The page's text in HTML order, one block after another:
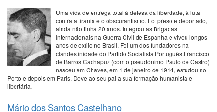
Uma vida de entrega total à defesa da liberdade, à luta
contra a tirania e o obscurantismo. Foi preso e deportado,
ainda não tinha 20 anos. Integrou as Brigadas
Internacionais na Guerra Civil de Espanha e viveu longos
anos de exílio no Brasil. Foi um dos fundadores na
clandestinidade do Partido Socialista Português.Francisco
de Barros Cachapuz (com o pseudónimo Paulo de Castro)
nasceu em Chaves, em 1 de janeiro de 1914, estudou no
Porto e depois em Paris. Deve ao seu pai a sua formação humanista e
libertária.
Mário dos Santos Castelhano